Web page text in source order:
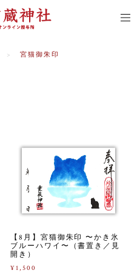
宮猫御朱印
【8月】宮猫御朱印 〜かき氷
ブルーハワイ〜（書置き／見
開き）
¥1,500